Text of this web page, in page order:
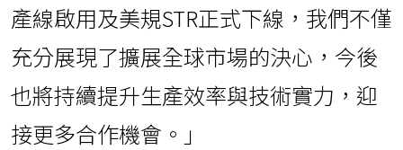
產線啟用及美規STR正式下線，我們不僅
充分展現了擴展全球市場的決心，今後
也將持續提升生產效率與技術實力，迎
接更多合作機會。」